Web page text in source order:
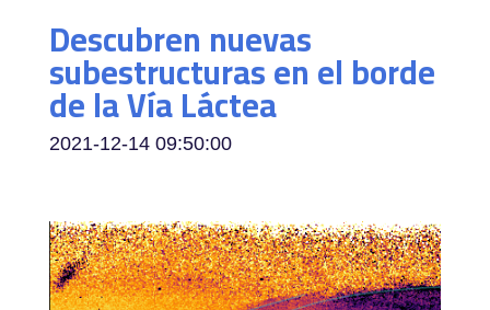
Descubren nuevas
subestructuras en el borde
de la Vía Láctea
2021-12-14 09:50:00